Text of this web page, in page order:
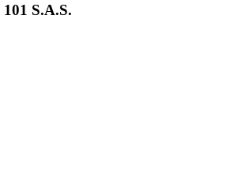
101 S.A.S.